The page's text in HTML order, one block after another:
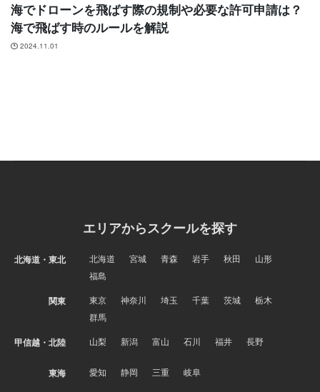
海でドローンを飛ばす際の規制や必要な許可申請は？
海で飛ばす時のルールを解説
2024.11.01
エリアからスクールを探す
北海道・東北 北海道 宮城 青森 岩手 秋田
山形
福島
関東 東京 神奈川 埼玉 千葉 茨城
栃木
群馬
甲信越・北陸 山梨 新潟 富山 石川 福井 長野
東海 愛知 静岡 三重 岐阜